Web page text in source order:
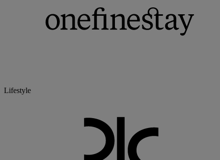
Lifestyle